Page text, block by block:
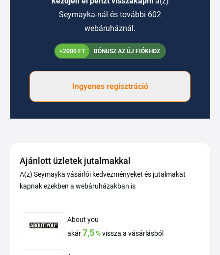
Seymayka-nál és további 602
webáruháznál.
+2000 FT BÓNUSZ AZ ÚJ FIÓKHOZ
Ingyenes regisztráció
Ajánlott üzletek jutalmakkal
A(z) Seymayka vásárlói kedvezményeket és jutalmakat
kapnak ezekben a webáruházakban is
About you
akár7,5%vissza a vásárlásból